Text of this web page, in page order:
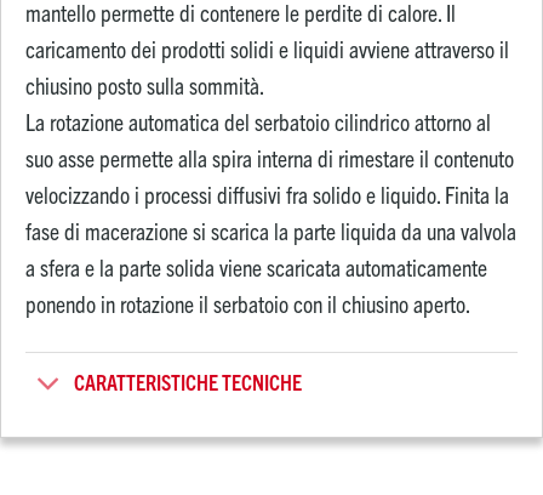
mantello permette di contenere le perdite di calore. Il
caricamento dei prodotti solidi e liquidi avviene attraverso il
chiusino posto sulla sommità.
La rotazione automatica del serbatoio cilindrico attorno al
suo asse permette alla spira interna di rimestare il contenuto
velocizzando i processi diffusivi fra solido e liquido. Finita la
fase di macerazione si scarica la parte liquida da una valvola
a sfera e la parte solida viene scaricata automaticamente
ponendo in rotazione il serbatoio con il chiusino aperto.
CARATTERISTICHE TECNICHE